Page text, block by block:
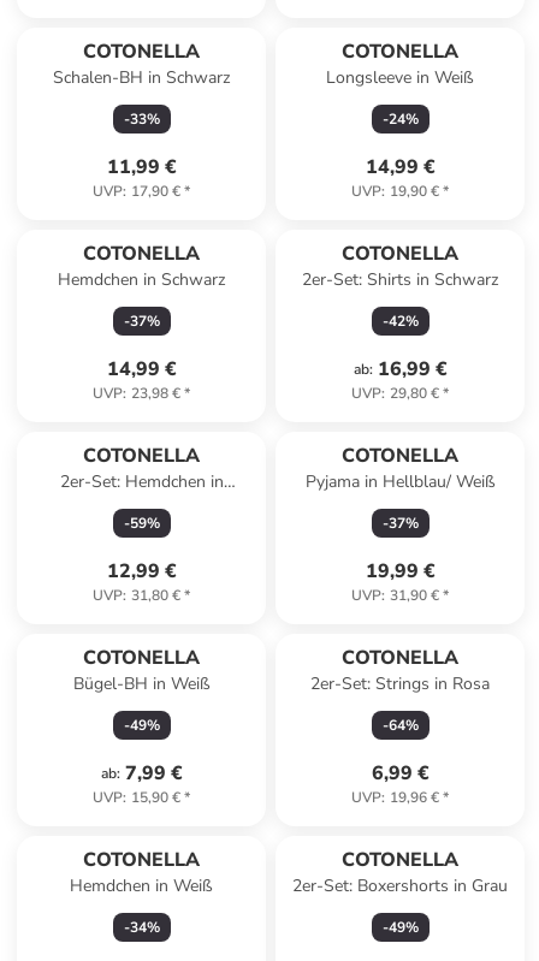
COTONELLA
Schalen-BH in Schwarz
-33%
11,99 €
UVP: 17,90 €*
COTONELLA
Longsleeve in Weiß
-24%
14,99 €
UVP: 19,90 €*
COTONELLA
Hemdchen in Schwarz
-37%
14,99 €
UVP: 23,98 €*
COTONELLA
2er-Set: Shirts in Schwarz
-42%
ab: 16,99 €
UVP: 29,80 €*
COTONELLA
2er-Set: Hemdchen in
Schwarz
-59%
12,99 €
UVP: 31,80 €*
COTONELLA
Pyjama in Hellblau/ Weiß
-37%
19,99 €
UVP: 31,90 €*
COTONELLA
Bügel-BH in Weiß
-49%
ab: 7,99 €
UVP: 15,90 €*
COTONELLA
2er-Set: Strings in Rosa
-64%
6,99 €
UVP: 19,96 €*
COTONELLA
Hemdchen in Weiß
-34%
COTONELLA
2er-Set: Boxershorts in Grau
-49%